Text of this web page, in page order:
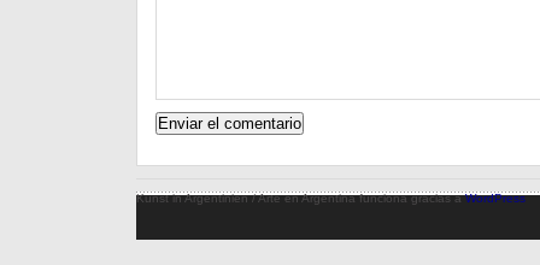
Kunst in Argentinien / Arte en Argentina funciona gracias aWordPress